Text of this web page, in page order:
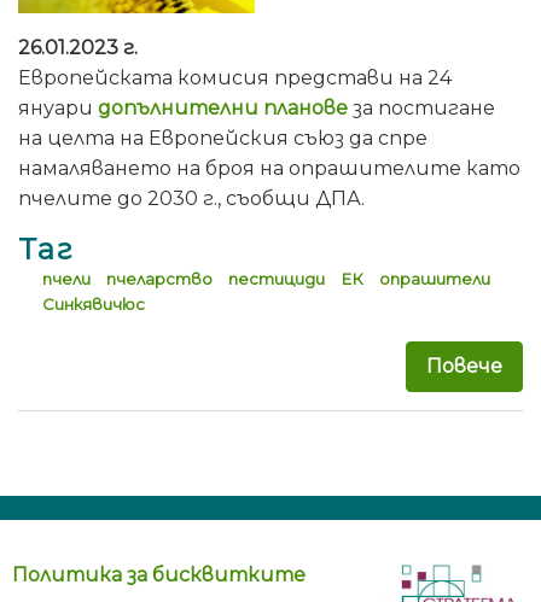
26.01.2023 г.
Европейската комисия представи на 24
януари допълнителни планове за постигане
на целта на Европейския съюз да спре
намаляването на броя на опрашителите като
пчелите до 2030 г., съобщи ДПА.
Таг
пчели пчеларство пестициди ЕК
опрашители
Синкявичюс
Повече
Политика за бисквитките